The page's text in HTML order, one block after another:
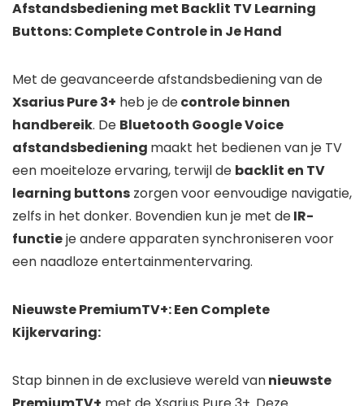
Afstandsbediening met Backlit TV Learning
Buttons: Complete Controle in Je Hand
Met de geavanceerde afstandsbediening van de
Xsarius Pure 3+ heb je decontrole binnen
handbereik. De Bluetooth Google Voice
afstandsbediening maakt het bedienen van je TV
een moeiteloze ervaring, terwijl de backlit en TV
learning buttons zorgen voor eenvoudige navigatie,
zelfs in het donker. Bovendien kun je met deIR-
functieje andere apparaten synchroniseren voor
een naadloze entertainmentervaring.
Nieuwste PremiumTV+: Een Complete
Kijkervaring:
Stap binnen in de exclusieve wereld vannieuwste